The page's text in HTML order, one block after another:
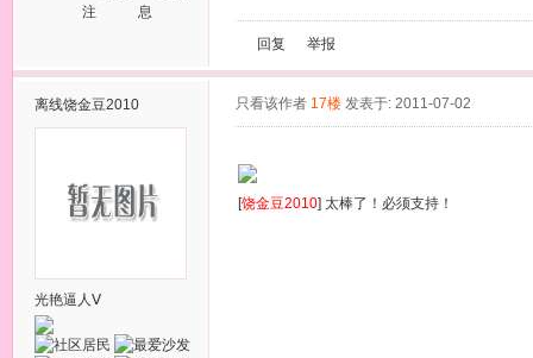
注
息
回复 举报
离线饶金豆2010
光艳逼人Ⅴ
只看该作者 17楼 发表于: 2011-07-02
[饶金豆2010] 太棒了！必须支持！